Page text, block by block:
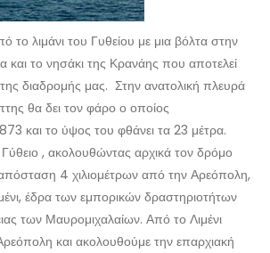
το λιμάνι του Γυθείου με μια βόλτα στην
και το νησάκι της Κρανάης που αποτελεί
διαδρομής μας. Στην ανατολική πλευρά
θα δει τον φάρο ο οποίος
και το ύψος του φθάνει τα 23 μέτρα.
, ακολουθώντας αρχικά τον δρόμο
4 χιλιομέτρων από την Αρεόπολη,
έδρα των εμπορικών δραστηριοτήτων
των Μαυρομιχαλαίων. Από το Λιμένι
και ακολουθούμε την επαρχιακή